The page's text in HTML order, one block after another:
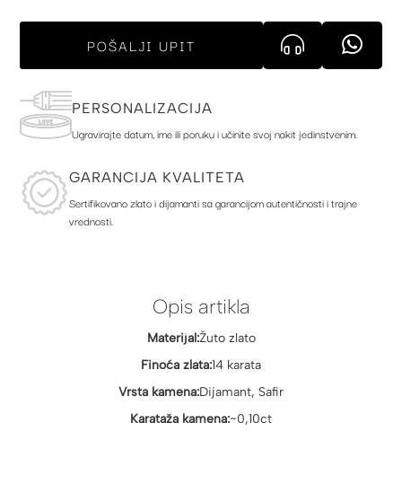
POŠALJI UPIT
PERSONALIZACIJA
Ugravirajte datum, ime ili poruku i učinite svoj nakit jedinstvenim.
GARANCIJA KVALITETA
Sertifikovano zlato i dijamanti sa garancijom autentičnosti i trajne
vrednosti.
Opis artikla
Materijal:Žuto zlato
Finoća zlata:14 karata
Vrsta kamena:Dijamant, Safir
Karataža kamena:~0,10ct